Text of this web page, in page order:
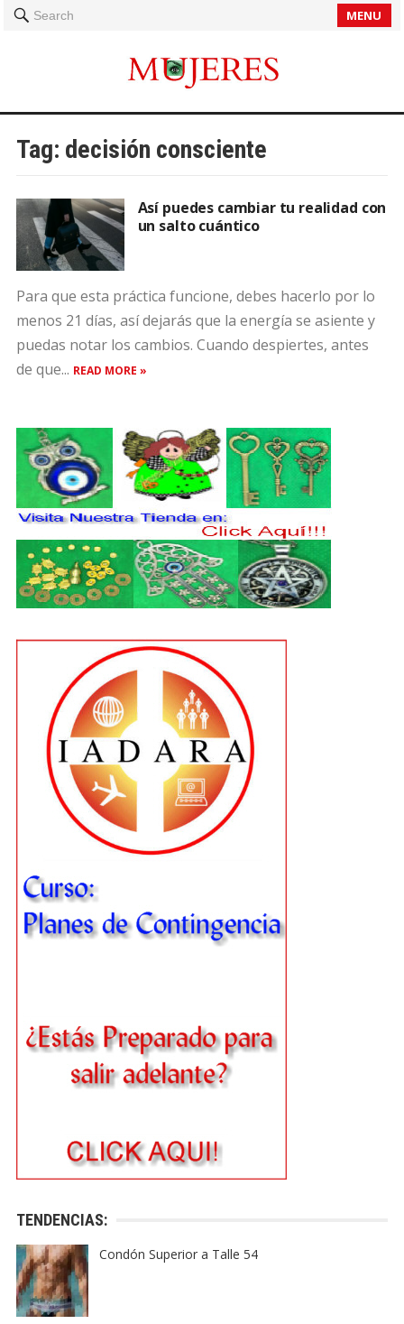
Search MENU
Tag: decisión consciente
Así puedes cambiar tu realidad con
un salto cuántico
Para que esta práctica funcione, debes hacerlo por lo
menos 21 días, así dejarás que la energía se asiente y
puedas notar los cambios. Cuando despiertes, antes
de que... READ MORE »
TENDENCIAS:
Condón Superior a Talle 54